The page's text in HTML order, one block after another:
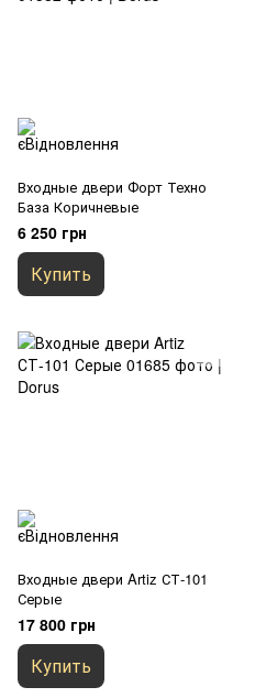
Входные двери Форт Техно
База Коричневые
6 250 грн
Купить
Входные двери Artiz СТ-101
Серые
17 800 грн
Купить